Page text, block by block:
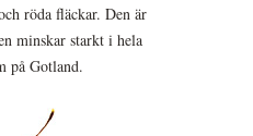
röda fläckar. Den är
minskar starkt i hela
på Gotland.